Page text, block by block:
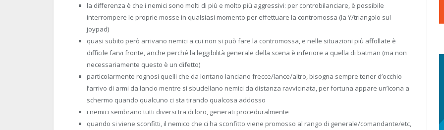
la differenza è che i nemici sono molti di più e molto più aggressivi: per controbilanciare, è possibile
interrompere le proprie mosse in qualsiasi momento per effettuare la contromossa (la Y/triangolo sul
joypad)
quasi subito però arrivano nemici a cui non si può fare la contromossa, e nelle situazioni più affollate è
difficile farvi fronte, anche perché la leggibilità generale della scena è inferiore a quella di batman (ma non
necessariamente questo è un difetto)
particolarmente rognosi quelli che da lontano lanciano frecce/lance/altro, bisogna sempre tener d’occhio
l’arrivo di armi da lancio mentre si sbudellano nemici da distanza ravvicinata, per fortuna appare un’icona a
schermo quando qualcuno ci sta tirando qualcosa addosso
i nemici sembrano tutti diversi tra di loro, generati proceduralmente
quando si viene sconfitti, il nemico che ci ha sconfitto viene promosso al rango di generale/comandante/etc,